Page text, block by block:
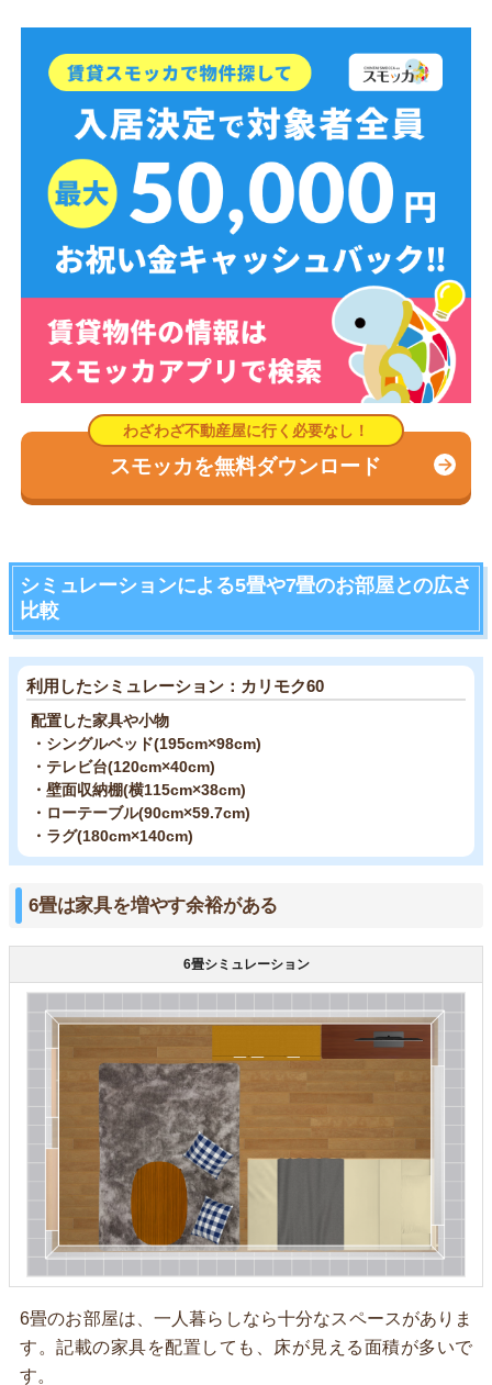
スモッカを無料ダウンロード
シミュレーションによる5畳や7畳のお部屋との広さ
比較
利用したシミュレーション：カリモク60
配置した家具や小物
・シングルベッド(195cm×98cm)
・テレビ台(120cm×40cm)
・壁面収納棚(横115cm×38cm)
・ローテーブル(90cm×59.7cm)
・ラグ(180cm×140cm)
6畳は家具を増やす余裕がある
6畳シミュレーション
6畳のお部屋は、一人暮らしなら十分なスペースがありま
す。記載の家具を配置しても、床が見える面積が多いで
す。